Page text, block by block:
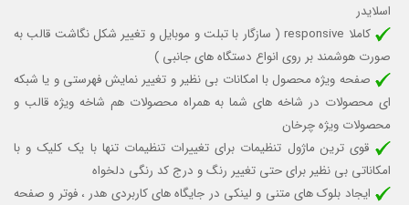
اسلایدر
کاملا responsive (
سازگار با تبلت و موبایل و تغییر شکل نگاشت قالب به
صورت هوشمند بر روی انواع دستگاه های جانبی )
صفحه ویژه محصول با امکانات بی نظیر و تغییر نمایش فهرستی و یا شبکه
ای محصولات در شاخه های شما به همراه محصولات هم شاخه ویژه قالب و
محصولات ویژه چرخان
قوی ترین ماژول تنظیمات برای تغییرات تنظیمات تنها با یک کلیک و با
امکاناتی بی نظیر برای حتی تغییر رنگ و درج کد رنگی دلخواه
ایجاد بلوک های متنی و لینکی در جایگاه های کاربردی هدر ، فوتر و صفحه